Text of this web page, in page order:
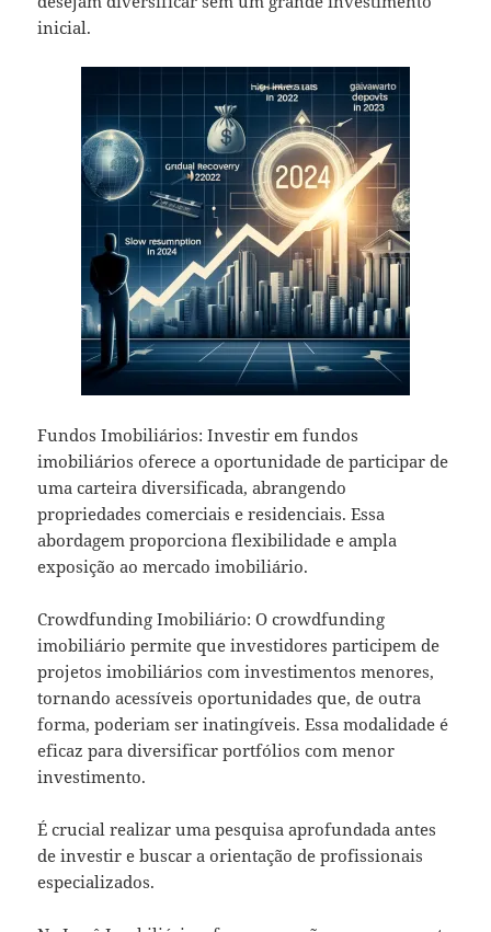
inicial.
Fundos Imobiliários: Investir em fundos
imobiliários oferece a oportunidade de participar de
uma carteira diversificada, abrangendo
propriedades comerciais e residenciais. Essa
abordagem proporciona flexibilidade e ampla
exposição ao mercado imobiliário.
Crowdfunding Imobiliário: O crowdfunding
imobiliário permite que investidores participem de
projetos imobiliários com investimentos menores,
tornando acessíveis oportunidades que, de outra
forma, poderiam ser inatingíveis. Essa modalidade é
eficaz para diversificar portfólios com menor
investimento.
É crucial realizar uma pesquisa aprofundada antes
de investir e buscar a orientação de profissionais
especializados.